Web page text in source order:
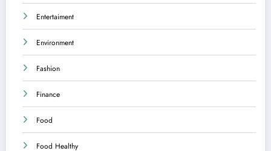
Entertaiment
Environment
Fashion
Finance
Food
Food Healthy